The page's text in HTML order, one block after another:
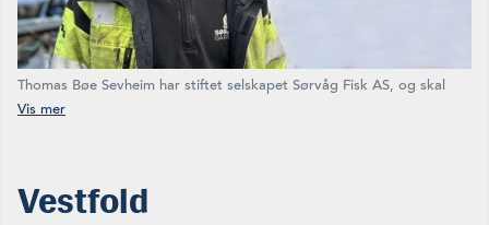
Thomas Bøe Sevheim har stiftet selskapet Sørvåg Fisk AS, og skal
drive fiske og fangst med utgangspunkt i Jørpeland kommune i
Vestfold